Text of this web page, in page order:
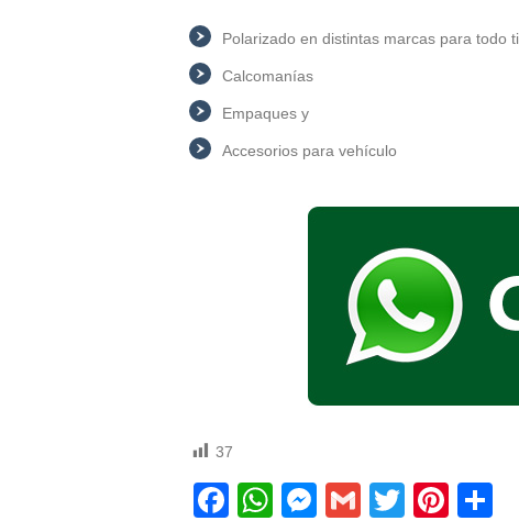
Polarizado en distintas marcas para todo
Calcomanías
Empaques y
Accesorios para vehículo
37
Facebook
WhatsApp
Messenger
GmailTwitter